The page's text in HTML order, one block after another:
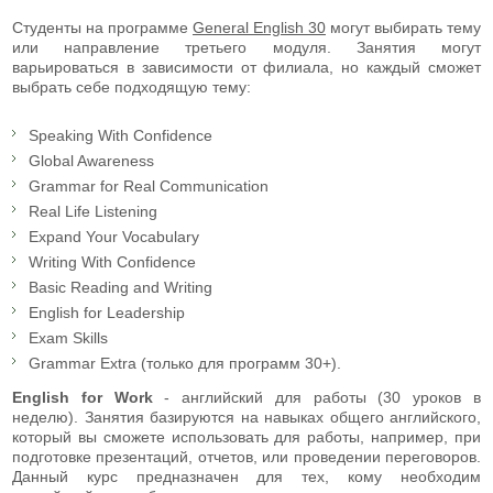
Студенты на программе General English 30 могут выбирать тему
или направление третьего модуля. Занятия могут
варьироваться в зависимости от филиала, но каждый сможет
выбрать себе подходящую тему:
Speaking With Confidence
Global Awareness
Grammar for Real Communication
Real Life Listening
Expand Your Vocabulary
Writing With Confidence
Basic Reading and Writing
English for Leadership
Exam Skills
Grammar Extra (только для программ 30+).
English for Work- aнглийский для работы (30 уроков в
неделю). Занятия базируются на навыках общего английского,
который вы сможете использовать для работы, например, при
подготовке презентаций, отчетов, или проведении переговоров.
Данный курс предназначен для тех, кому необходим